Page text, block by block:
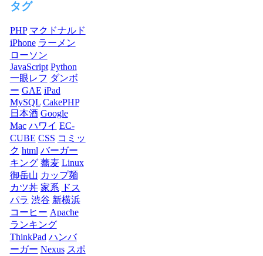
タグ
PHP マクドナルド
iPhone ラーメン
ローソン
JavaScript Python
一眼レフ ダンボ
ー GAE iPad
MySQL CakePHP
日本酒 Google
Mac ハワイ EC-
CUBE CSS コミッ
ク html バーガー
キング 蕎麦 Linux
御岳山 カップ麺
カツ丼 家系 ドス
パラ 渋谷 新横浜
コーヒー Apache
ランキング
ThinkPad ハンバ
ーガー Nexus スポ